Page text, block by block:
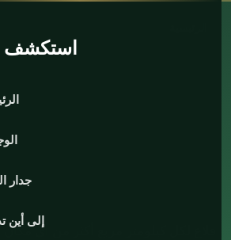
استكشف
جدار
إلى أين
قلاع لكل كيلومتر مربع أكثر من أي